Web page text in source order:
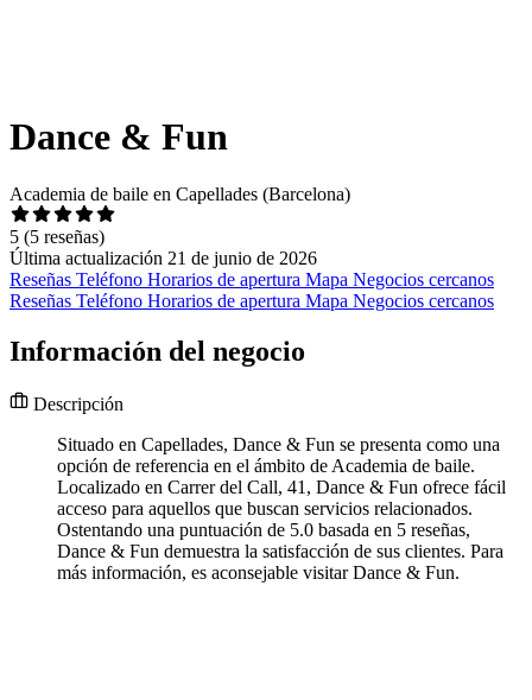
Dance & Fun
Academia de baile en Capellades (Barcelona)
5 (5 reseñas)
Última actualización 21 de junio de 2026
Reseñas Teléfono Horarios de apertura Mapa Negocios cercanos
Reseñas Teléfono Horarios de apertura Mapa Negocios cercanos
Información del negocio
Descripción
Situado en Capellades, Dance & Fun se presenta como una
opción de referencia en el ámbito de Academia de baile.
Localizado en Carrer del Call, 41, Dance & Fun ofrece fácil
acceso para aquellos que buscan servicios relacionados.
Ostentando una puntuación de 5.0 basada en 5 reseñas,
Dance & Fun demuestra la satisfacción de sus clientes. Para
más información, es aconsejable visitar Dance & Fun.